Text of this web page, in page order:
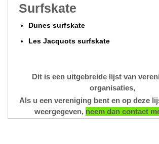
Surfskate
Dunes surfskate
Les Jacquots surfskate
Dit is een uitgebreide lijst van
organisaties,
Als u een vereniging bent en op deze
weergegeven, neem dan contact